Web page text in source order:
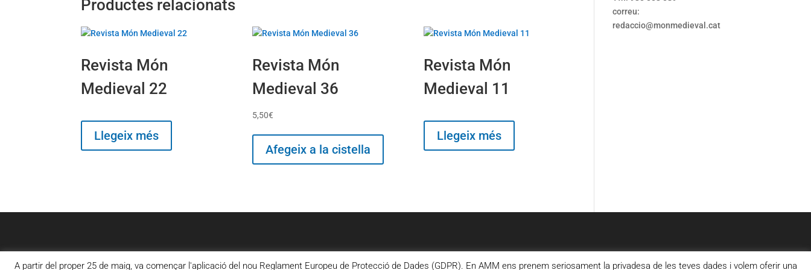
Productes relacionats
Revista Món
Medieval 22
Llegeix més
Revista Món
Medieval 36
5,50€
Afegeix a la cistella
Revista Món
Medieval 11
Llegeix més
correu:
redaccio@monmedieval.cat
A partir del proper 25 de maig, va començar l'aplicació del nou Reglament Europeu de Protecció de Dades (GDPR). En AMM ens prenem seriosament la privadesa de les teves dades i volem oferir una